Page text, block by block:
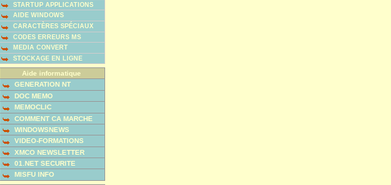
STARTUP APPLICATIONS
AIDE WINDOWS
CARACTÈRES SPÉCIAUX
CODES ERREURS MS
MEDIA CONVERT
STOCKAGE EN LIGNE
Aide informatique
GENERATION NT
DOC MEMO
MEMOCLIC
COMMENT CA MARCHE
WINDOWSNEWS
VIDEO-FORMATIONS
XMCO NEWSLETTER
01.NET SECURITE
MISFU INFO